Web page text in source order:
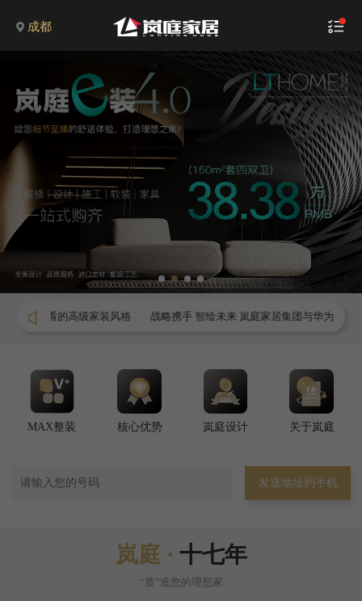
成都
看的高级家装风格 战略携手 智绘未来 岚庭家居集团与华为鸿蒙智家正式
MAX整装 核心优势 岚庭设计 关于岚庭
发送地址到手机
岚庭 · 十七年
“质”造您的理想家